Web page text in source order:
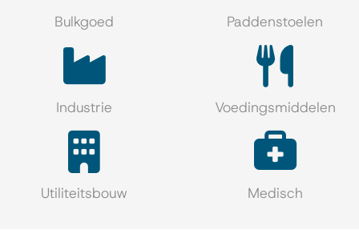
Bulkgoed Paddenstoelen
Industrie Voedingsmiddelen
Utiliteitsbouw Medisch